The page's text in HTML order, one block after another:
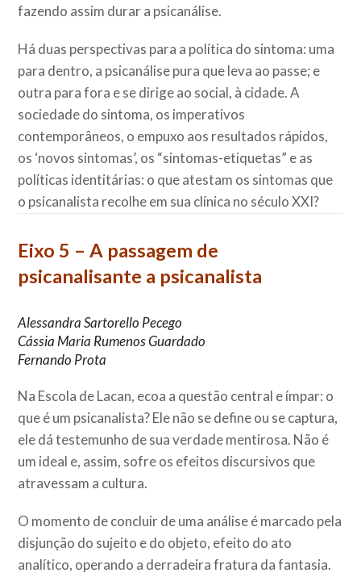
fazendo assim durar a psicanálise.
Há duas perspectivas para a política do sintoma: uma
para dentro, a psicanálise pura que leva ao passe; e
outra para fora e se dirige ao social, à cidade. A
sociedade do sintoma, os imperativos
contemporâneos, o empuxo aos resultados rápidos,
os ‘novos sintomas’, os “sintomas-etiquetas” e as
políticas identitárias: o que atestam os sintomas que
o psicanalista recolhe em sua clínica no século XXI?
Eixo 5 – A passagem de
psicanalisante a psicanalista
Alessandra Sartorello Pecego
Cássia Maria Rumenos Guardado
Fernando Prota
Na Escola de Lacan, ecoa a questão central e ímpar: o
que é um psicanalista? Ele não se define ou se captura,
ele dá testemunho de sua verdade mentirosa. Não é
um ideal e, assim, sofre os efeitos discursivos que
atravessam a cultura.
O momento de concluir de uma análise é marcado pela
disjunção do sujeito e do objeto, efeito do ato
analítico, operando a derradeira fratura da fantasia.